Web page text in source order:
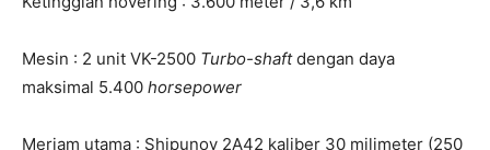
Mesin : 2 unit VK-2500 Turbo-shaftdengan daya
maksimal 5.400 horsepower
Meriam utama : Shipunov 2A42 kaliber 30 milimeter (250